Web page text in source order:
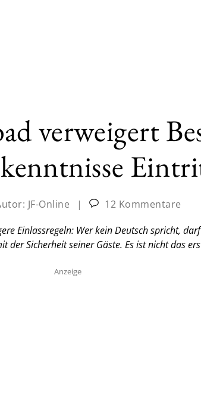
verweigert
JF-Online |
12 Kommentare
Einlassregeln: Wer kein Deutsch spricht,
der Sicherheit seiner Gäste. Es ist nicht das
Anzeige